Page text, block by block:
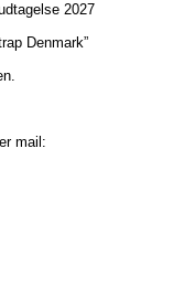
2027
Denmark”
mail: